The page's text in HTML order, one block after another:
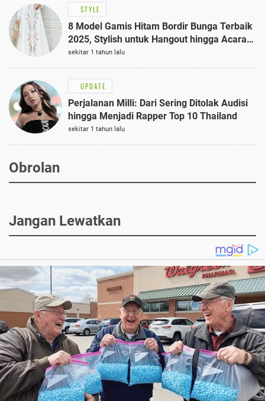
STYLE
8 Model Gamis Hitam Bordir Bunga Terbaik
2025, Stylish untuk Hangout hingga Acara
Semi-Formal
sekitar 1 tahun lalu
UPDATE
Perjalanan Milli: Dari Sering Ditolak Audisi
hingga Menjadi Rapper Top 10 Thailand
sekitar 1 tahun lalu
Obrolan
Jangan Lewatkan